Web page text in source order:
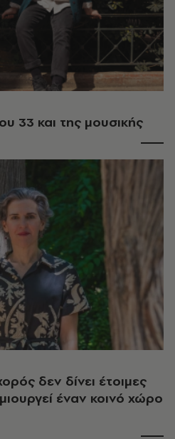
33 και της μουσικής
δεν δίνει έτοιμες
έναν κοινό χώρο